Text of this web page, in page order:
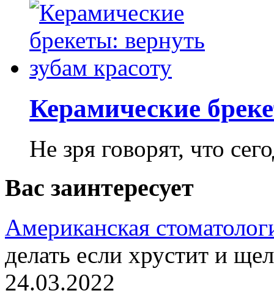
Керамические
Не зря говорят, что
Вас заинтересует
Американская
делать если хрустит и
24.03.2022